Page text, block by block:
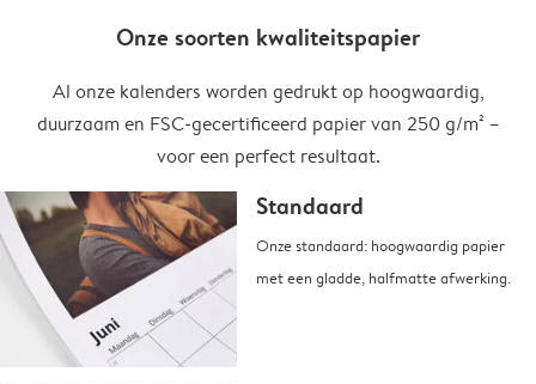
Onze soorten kwaliteitspapier
Al onze kalenders worden gedrukt op hoogwaardig,
duurzaam en FSC-gecertificeerd papier van 250 g/m² –
voor een perfect resultaat.
Standaard
Onze standaard: hoogwaardig papier
met een gladde, halfmatte afwerking.